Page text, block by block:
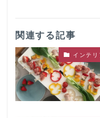
関連する記事
インテリ